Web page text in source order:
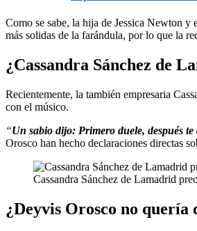
Como se sabe, la hija de Jessica Newton y
más solidas de la farándula, por lo que la
¿Cassandra Sánchez de
Recientemente, la también empresaria
con el músico.
“Un sabio dijo: Primero duele, después
Orosco han hecho declaraciones directas
Cassandra Sánchez de Lamadrid
¿Deyvis Orosco no quería